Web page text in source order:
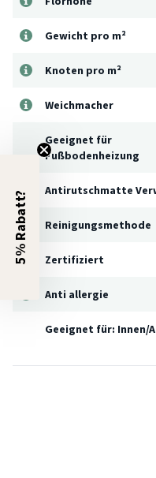
Gewicht pro m²
Knoten pro m²
Weichmacher
Geeignet für
Fußbodenheizung
Antirutschmatte
Reinigungsmethode
Zertifiziert
Anti allergie
Geeignet für: Innen/
5% Rabatt?